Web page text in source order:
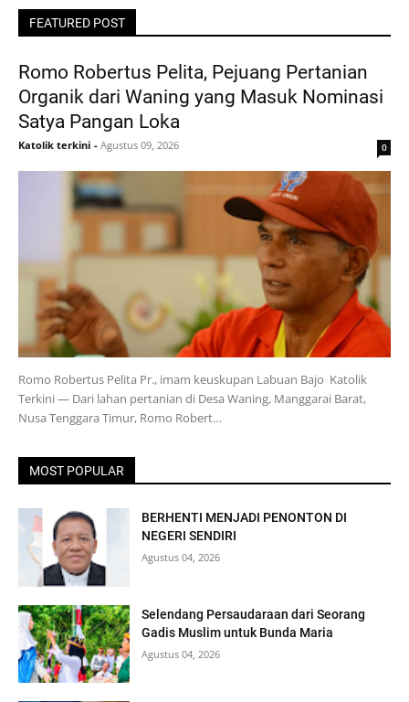
FEATURED POST
Romo Robertus Pelita, Pejuang Pertanian
Organik dari Waning yang Masuk Nominasi
Satya Pangan Loka
Katolik terkini - Agustus 09, 2026 0
Romo Robertus Pelita Pr., imam keuskupan Labuan Bajo Katolik
Terkini — Dari lahan pertanian di Desa Waning, Manggarai Barat,
Nusa Tenggara Timur, Romo Robert…
MOST POPULAR
BERHENTI MENJADI PENONTON DI
NEGERI SENDIRI
Agustus 04, 2026
Selendang Persaudaraan dari Seorang
Gadis Muslim untuk Bunda Maria
Agustus 04, 2026